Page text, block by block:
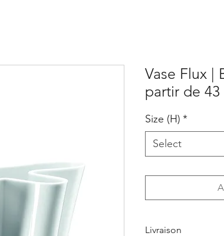
Vase Flux |
partir de 43
Size (H) *
Select
Livraison